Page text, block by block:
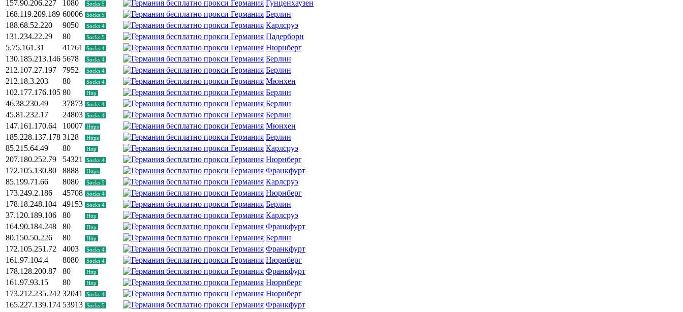
157.90.206.227
1080 Socks 5 Германия Гунценхаузен
168.119.209.189 60006 Socks 5 Германия Берлин
188.68.52.220
9050 Socks 4 Германия Карлсруэ
131.234.22.29
80 Socks 5 Германия Падерборн
5.75.161.31
41761 Socks 4 Германия Нюрнберг
130.185.213.146 5678 Socks 4 Германия Берлин
212.107.27.197
7952 Socks 4 Германия Берлин
212.18.3.203
80 Socks 4 Германия Мюнхен
102.177.176.105 80 Http Германия Берлин
46.38.230.49
37873 Socks 4 Германия Берлин
45.81.232.17
24803 Socks 4 Германия Берлин
147.161.170.64
10007 Https Германия Мюнхен
185.228.137.178 3128 Https Германия Берлин
85.215.64.49
80 Http Германия Карлсруэ
207.180.252.79
54321 Socks 4 Германия Нюрнберг
172.105.130.80
8888 Https Германия Франкфурт
85.199.71.66
8080 Socks 5 Германия Карлсруэ
173.249.2.186
45708 Socks 4 Германия Нюрнберг
178.18.248.104
49153 Socks 4 Германия Берлин
37.120.189.106
80 Http Германия Карлсруэ
164.90.184.248
80 Http Германия Франкфурт
80.150.50.226
80 Http Германия Берлин
172.105.251.72
4003 Socks 4 Германия Франкфурт
161.97.104.4
8080 Socks 4 Германия Нюрнберг
178.128.200.87
80 Http Германия Франкфурт
161.97.93.15
80 Http Германия Нюрнберг
173.212.235.242 32041 Socks 4 Германия Нюрнберг
165.227.139.174 53913 Socks 5 Германия Франкфурт